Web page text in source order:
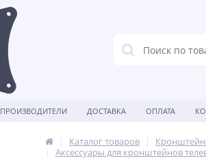
ПРОИЗВОДИТЕЛИ ДОСТАВКА ОПЛАТА
Каталог товаров
Аксессуары для кронштейнов